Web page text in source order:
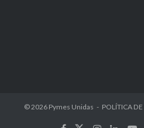
© 2026 Pymes Unidas POLÍTICA